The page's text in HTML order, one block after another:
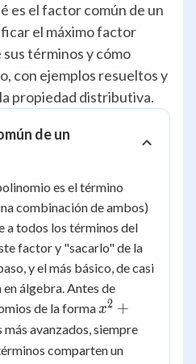
es el factor común de un
el máximo factor
términos y cómo
con ejemplos resueltos y
propiedad distributiva.
de un
es el término
combinación de ambos)
a todos los términos del
factor y "sacarlo" de la
y el más básico, de casi
álgebra. Antes de
de la forma x^2
+
x2 +
avanzados, siempre
comparten un